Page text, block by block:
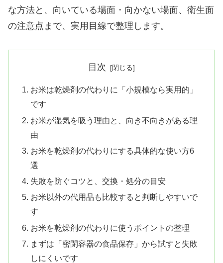
な方法と、向いている場面・向かない場面、衛生面
の注意点まで、実用目線で整理します。
目次
お米は乾燥剤の代わりに「小規模なら実用的」
です
お米が湿気を吸う理由と、向き不向きがある理
由
お米を乾燥剤の代わりにする具体的な使い方6
選
失敗を防ぐコツと、交換・処分の目安
お米以外の代用品も比較すると判断しやすいで
す
お米を乾燥剤の代わりに使うポイントの整理
まずは「密閉容器の食品保存」から試すと失敗
しにくいです